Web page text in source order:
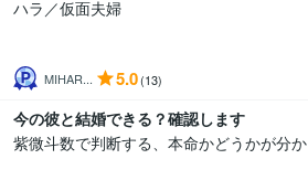
ハラ／仮面夫婦
MIHAR... 5.0(13)
今の彼と結婚できる？確認します
紫微斗数で判断する、本命かどうかが分か